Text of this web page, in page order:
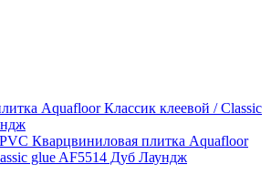
Кварцвиниловая плитка Aquafloor
glue AF5514 Дуб Лаундж